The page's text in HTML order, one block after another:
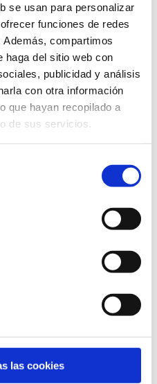
se usan para personalizar
funciones de redes
compartimos
haga del sitio web con
publicidad y análisis
con otra información
que hayan recopilado a
de sus servicios.
las cookies
su caso, el editor haya
aplicación o
el servicio solicitado en
editado o la
los anuncios.
recogen
y elecciones
para permitir la
posible, de los
o
el servicio solicitado.
por las plataformas
para
tienen la
DE TRES
en línea fuera de los
que visita.
hacer un seguimiento